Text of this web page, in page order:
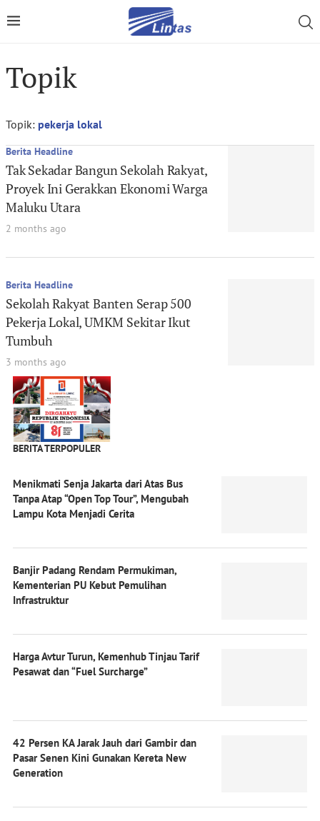
Topik
Topik: pekerja lokal
Berita Headline
Tak Sekadar Bangun Sekolah Rakyat,
Proyek Ini Gerakkan Ekonomi Warga
Maluku Utara
2 months ago
Berita Headline
Sekolah Rakyat Banten Serap 500
Pekerja Lokal, UMKM Sekitar Ikut
Tumbuh
3 months ago
BERITA TERPOPULER
Menikmati Senja Jakarta dari Atas Bus
Tanpa Atap “Open Top Tour”, Mengubah
Lampu Kota Menjadi Cerita
Banjir Padang Rendam Permukiman,
Kementerian PU Kebut Pemulihan
Infrastruktur
Harga Avtur Turun, Kemenhub Tinjau Tarif
Pesawat dan “Fuel Surcharge”
42 Persen KA Jarak Jauh dari Gambir dan
Pasar Senen Kini Gunakan Kereta New
Generation